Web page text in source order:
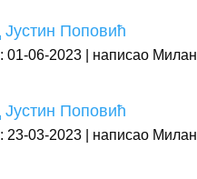
Поповић
01-06-2023
написао Милан
Поповић
23-03-2023
написао Милан